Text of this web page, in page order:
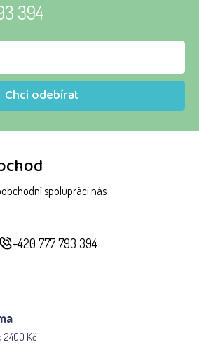
spolupráci nás
+420 777 793 394
2400 Kč
Chci odebírat
394